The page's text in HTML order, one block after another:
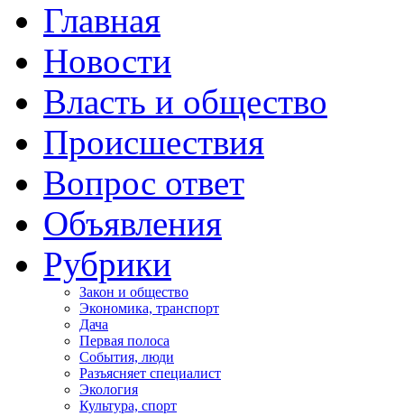
Главная
Новости
Власть и общество
Происшествия
Вопрос ответ
Объявления
Рубрики
Закон и общество
Экономика, транспорт
Дача
Первая полоса
События, люди
Разъясняет специалист
Экология
Культура, спорт